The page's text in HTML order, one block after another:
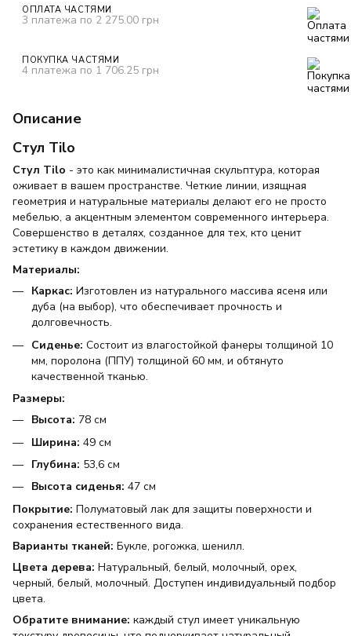
ОПЛАТА ЧАСТЯМИ
3 платежа по 2 275.00 грн
ПОКУПКА ЧАСТЯМИ
4 платежа по 1 706.25 грн
Описание
Стул Tilo
Стул Tilo - это как минималистичная скульптура, которая
оживает в вашем пространстве. Четкие линии, изящная
геометрия и натуральные материалы делают его не просто
мебелью, а акцентным элементом современного интерьера.
Совершенство в деталях, созданное для тех, кто ценит
эстетику в каждом движении.
Материалы:
Каркас: Изготовлен из натурального массива ясеня или
дуба (на выбор), что обеспечивает прочность и
долговечность.
Сиденье: Состоит из влагостойкой фанеры толщиной 10
мм, поролона (ППУ) толщиной 60 мм, и обтянуто
качественной тканью.
Размеры:
Высота: 78 см
Ширина: 49 см
Глубина: 53,6 см
Высота сиденья: 47 см
Покрытие: Полуматовый лак для защиты поверхности и
сохранения естественного вида.
Варианты тканей: Букле, рогожка, шенилл.
Цвета дерева: Натуральный, белый, молочный, орех,
черный, белый, молочный. Доступен индивидуальный подбор
цвета.
Обратите внимание: каждый стул имеет уникальную